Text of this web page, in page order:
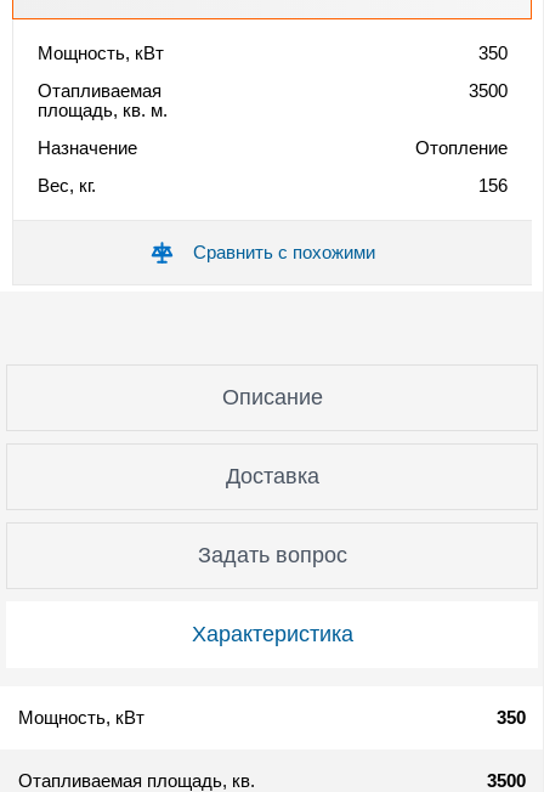
Мощность, кВт
350
Отапливаемая
площадь, кв. м.
3500
Назначение
Отопление
Вес, кг.
156
Сравнить с похожими
Характеристика
Описание
Доставка
Задать вопрос
Мощность, кВт 350
Отапливаемая площадь, кв.
3500